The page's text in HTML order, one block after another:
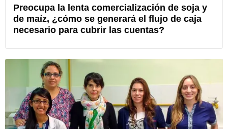
Preocupa la lenta comercialización de soja y
de maíz, ¿cómo se generará el flujo de caja
necesario para cubrir las cuentas?